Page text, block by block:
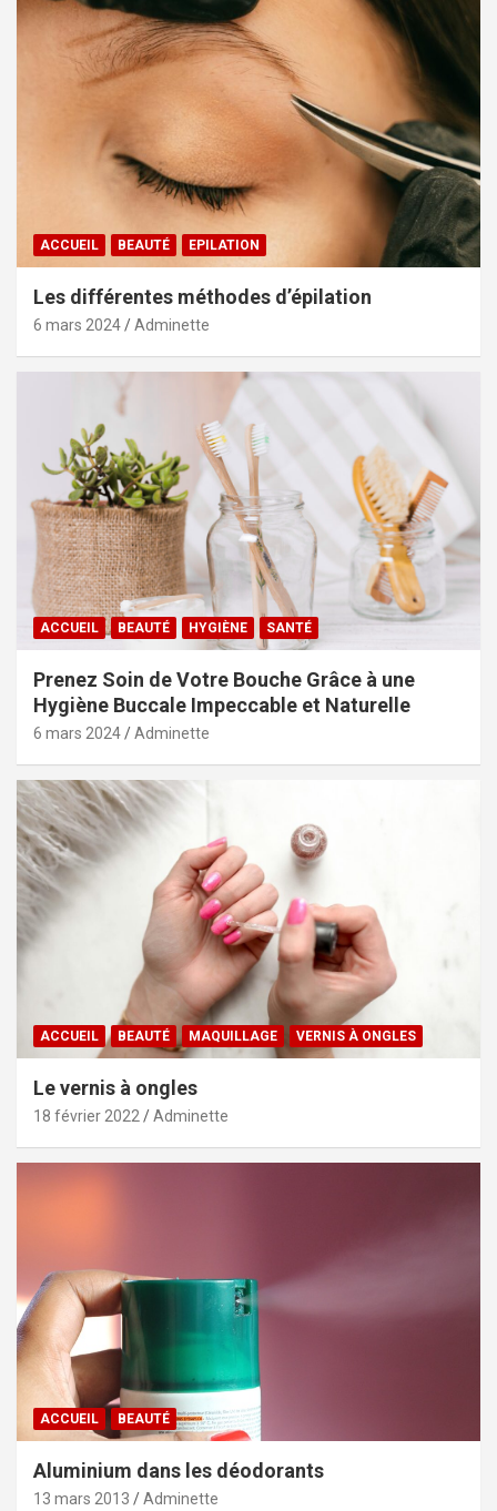
ACCUEIL BEAUTÉ EPILATION
Les différentes méthodes d’épilation
6 mars 2024 Adminette
ACCUEIL BEAUTÉ HYGIÈNE SANTÉ
Prenez Soin de Votre Bouche Grâce à une
Hygiène Buccale Impeccable et Naturelle
6 mars 2024 Adminette
ACCUEIL BEAUTÉ MAQUILLAGE VERNIS À ONGLES
Le vernis à ongles
18 février 2022 Adminette
ACCUEIL BEAUTÉ
Aluminium dans les déodorants
13 mars 2013 Adminette